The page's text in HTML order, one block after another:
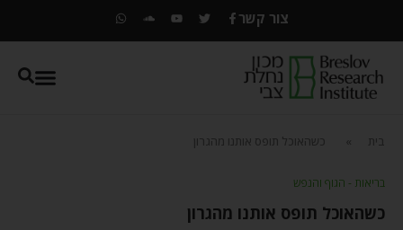
צור קשר
בית כשהאוכל תופס אותנו מהגרון
בריאות - הגוף והנפש
כשהאוכל תופס אותנו מהגרון